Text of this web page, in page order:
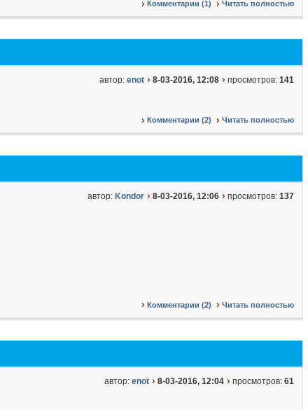
Комментарии (1) Читать полностью
автор: enot 8-03-2016, 12:08 просмотров: 141
Комментарии (2) Читать полностью
автор: Kondor 8-03-2016, 12:06 просмотров: 137
Комментарии (2) Читать полностью
автор: enot 8-03-2016, 12:04 просмотров: 61